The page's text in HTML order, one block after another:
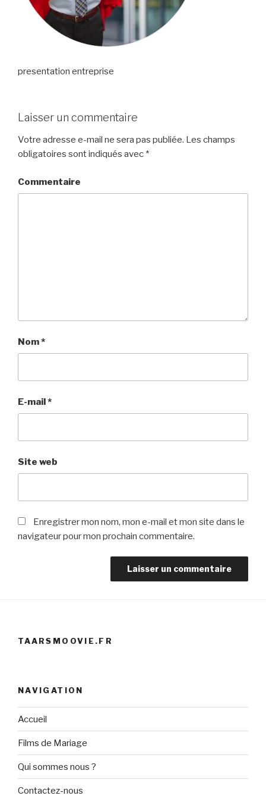
presentation entreprise
Laisser un commentaire
Votre adresse e-mail ne sera pas publiée. Les champs
obligatoires sont indiqués avec *
Commentaire
Nom*
E-mail*
Site web
Enregistrer mon nom, mon e-mail et mon site dans le
navigateur pour mon prochain commentaire.
TAARSMOOVIE.FR
NAVIGATION
Accueil
Films de Mariage
Qui sommes nous ?
Contactez-nous